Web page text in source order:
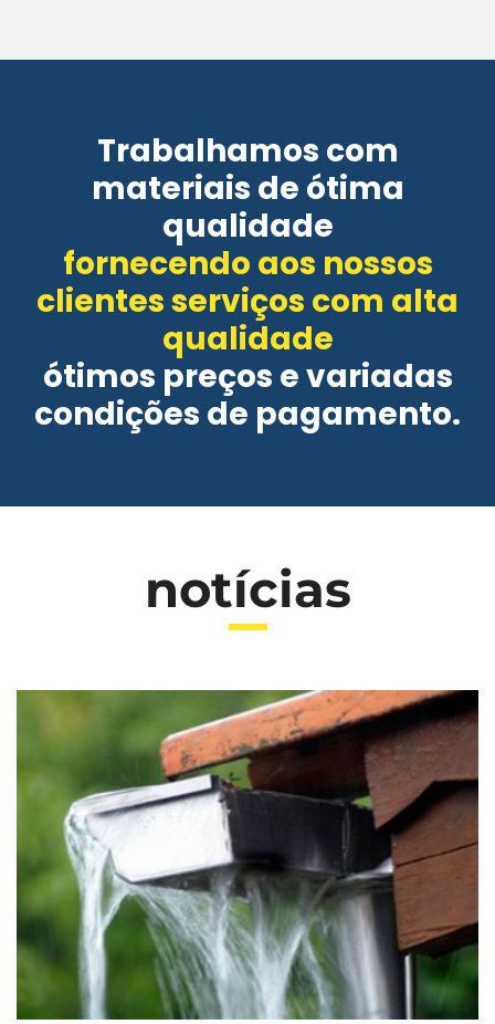
Trabalhamos com
materiais de ótima
qualidade
fornecendo aos nossos
clientes serviços com alta
qualidade
ótimos preços e variadas
condições de pagamento.
notícias